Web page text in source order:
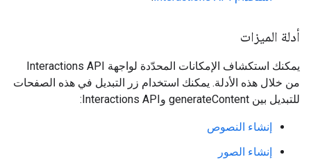
أدلة الميزات
يمكنك استكشاف الإمكانات المحدّدة لواجهة Interactions API
من خلال هذه الأدلة. يمكنك استخدام زر التبديل في هذه الصفحات
للتبديل بين generateContent وInteractions API:
إنشاء النصوص
إنشاء الصور